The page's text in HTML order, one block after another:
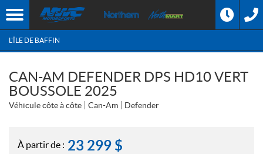
L'ÎLE DE BAFFIN
CAN-AM DEFENDER DPS HD10 VERT
BOUSSOLE 2025
Véhicule côte à côte Can-Am Defender
À partir de : 23 299 $